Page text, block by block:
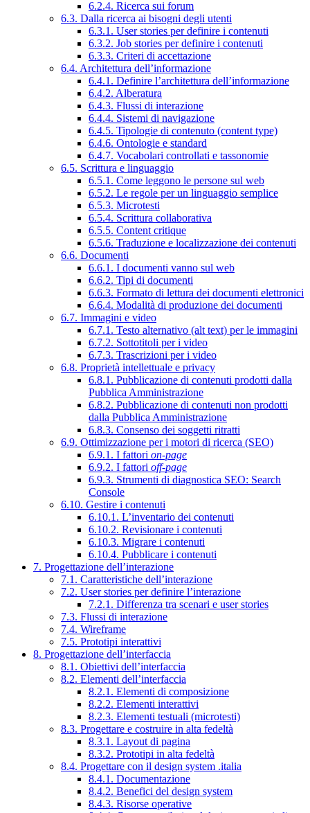
6.2.4. Ricerca sui forum
6.3. Dalla ricerca ai bisogni degli utenti
6.3.1. User stories per definire i contenuti
6.3.2. Job stories per definire i contenuti
6.3.3. Criteri di accettazione
6.4. Architettura dell’informazione
6.4.1. Definire l’architettura dell’informazione
6.4.2. Alberatura
6.4.3. Flussi di interazione
6.4.4. Sistemi di navigazione
6.4.5. Tipologie di contenuto (content type)
6.4.6. Ontologie e standard
6.4.7. Vocabolari controllati e tassonomie
6.5. Scrittura e linguaggio
6.5.1. Come leggono le persone sul web
6.5.2. Le regole per un linguaggio semplice
6.5.3. Microtesti
6.5.4. Scrittura collaborativa
6.5.5. Content critique
6.5.6. Traduzione e localizzazione dei contenuti
6.6. Documenti
6.6.1. I documenti vanno sul web
6.6.2. Tipi di documenti
6.6.3. Formato di lettura dei documenti elettronici
6.6.4. Modalità di produzione dei documenti
6.7. Immagini e video
6.7.1. Testo alternativo (alt text) per le immagini
6.7.2. Sottotitoli per i video
6.7.3. Trascrizioni per i video
6.8. Proprietà intellettuale e privacy
6.8.1. Pubblicazione di contenuti prodotti dalla
Pubblica Amministrazione
6.8.2. Pubblicazione di contenuti non prodotti
dalla Pubblica Amministrazione
6.8.3. Consenso dei soggetti ritratti
6.9. Ottimizzazione per i motori di ricerca (SEO)
6.9.1. I fattori on-page
6.9.2. I fattori off-page
6.9.3. Strumenti di diagnostica SEO: Search
Console
6.10. Gestire i contenuti
6.10.1. L’inventario dei contenuti
6.10.2. Revisionare i contenuti
6.10.3. Migrare i contenuti
6.10.4. Pubblicare i contenuti
7. Progettazione dell’interazione
7.1. Caratteristiche dell’interazione
7.2. User stories per definire l’interazione
7.2.1. Differenza tra scenari e user stories
7.3. Flussi di interazione
7.4. Wireframe
7.5. Prototipi interattivi
8. Progettazione dell’interfaccia
8.1. Obiettivi dell’interfaccia
8.2. Elementi dell’interfaccia
8.2.1. Elementi di composizione
8.2.2. Elementi interattivi
8.2.3. Elementi testuali (microtesti)
8.3. Progettare e costruire in alta fedeltà
8.3.1. Layout di pagina
8.3.2. Prototipi in alta fedeltà
8.4. Progettare con il design system .italia
8.4.1. Documentazione
8.4.2. Benefici del design system
8.4.3. Risorse operative